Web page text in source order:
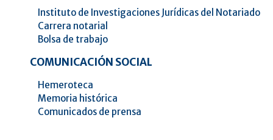
Instituto de Investigaciones Jurídicas del Notariado
Carrera notarial
Bolsa de trabajo
COMUNICACIÓN SOCIAL
Hemeroteca
Memoria histórica
Comunicados de prensa